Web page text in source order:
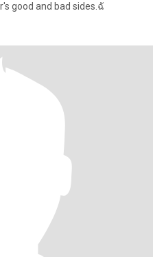
good and bad sides.ฉั